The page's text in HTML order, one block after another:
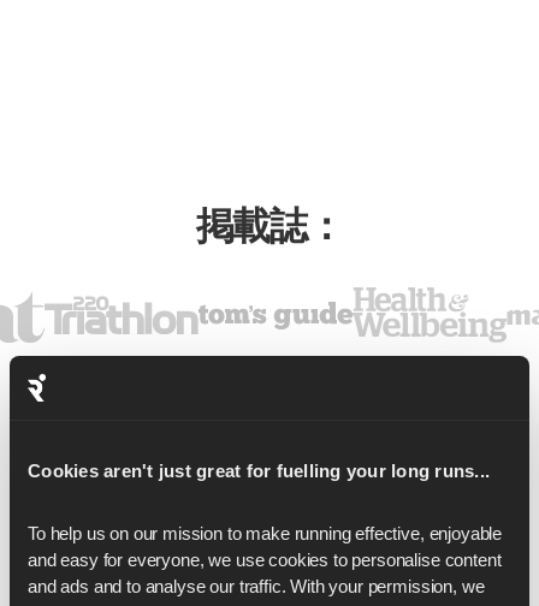
Cookies aren't just great for fuelling your long runs...
To help us on our mission to make running effective, enjoyable
and easy for everyone, we use cookies to personalise content
and ads and to analyse our traffic. With your permission, we
掲載誌：
Runnaになろう
1 コミュニティに参加する